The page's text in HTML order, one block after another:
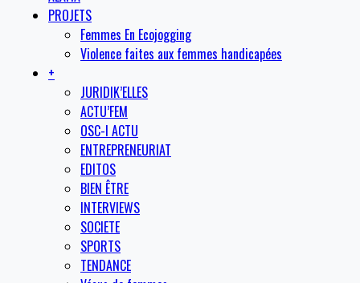
PROJETS
Femmes En Ecojogging
Violence faites aux femmes handicapées
+
JURIDIK’ELLES
ACTU’FEM
OSC-I ACTU
ENTREPRENEURIAT
EDITOS
BIEN ÊTRE
INTERVIEWS
SOCIETE
SPORTS
TENDANCE